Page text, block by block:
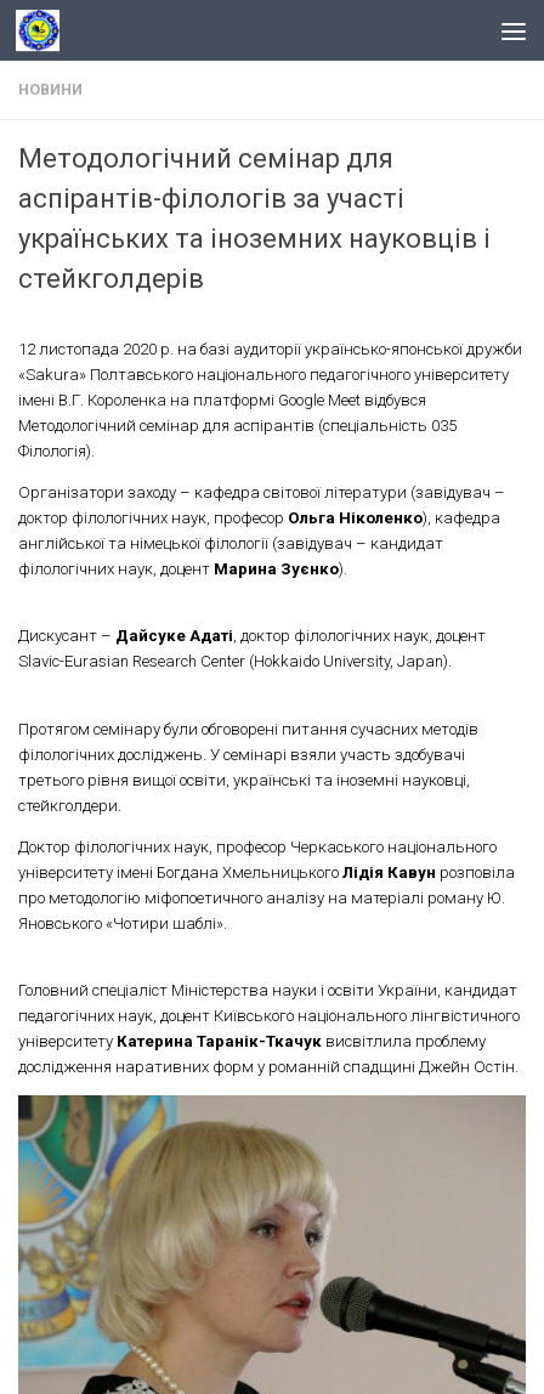
Skip to content
НОВИНИ
Методологічний семінар для
аспірантів-філологів за участі
українських та іноземних науковців і
стейкголдерів
12 листопада 2020 р. на базі аудиторії українсько-японської дружби
«Sakura» Полтавського національного педагогічного університету
імені В.Г. Короленка на платформі Google Meet відбувся
Методологічний семінар для аспірантів (спеціальність 035
Філологія).
Організатори заходу – кафедра світової літератури (завідувач –
доктор філологічних наук, професор Ольга Ніколенко), кафедра
англійської та німецької філології (завідувач – кандидат
філологічних наук, доцент Марина Зуєнко).
Дискусант – Дайсуке Адаті, доктор філологічних наук, доцент
Slavic-Eurasian Research Center (Hokkaido University, Japan).
Протягом семінару були обговорені питання сучасних методів
філологічних досліджень. У семінарі взяли участь здобувачі
третього рівня вищої освіти, українські та іноземні науковці,
стейкголдери.
Доктор філологічних наук, професор Черкаського національного
університету імені Богдана Хмельницького Лідія Кавун розповіла
про методологію міфопоетичного аналізу на матеріалі роману Ю.
Яновського «Чотири шаблі».
Головний спеціаліст Міністерства науки і освіти України, кандидат
педагогічних наук, доцент Київського національного лінгвістичного
університету Катерина Таранік-Ткачук висвітлила проблему
дослідження наративних форм у романній спадщині Джейн Остін.